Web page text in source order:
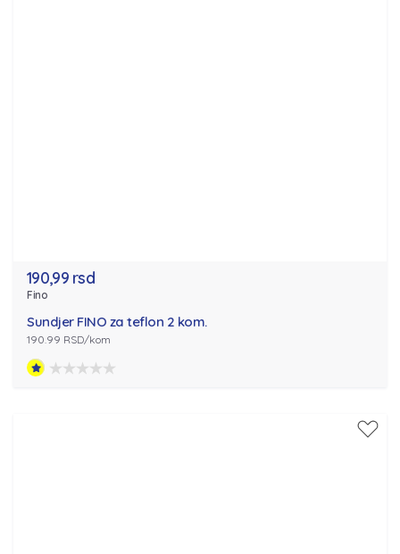
190,99 rsd
Fino
Sundjer FINO za teflon 2 kom.
190.99 RSD/kom